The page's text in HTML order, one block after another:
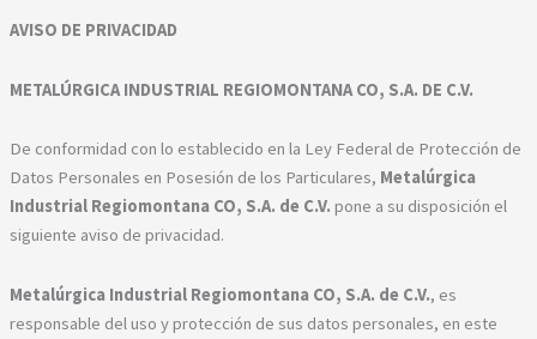
AVISO DE PRIVACIDAD
METALÚRGICA INDUSTRIAL REGIOMONTANA CO, S.A. DE C.V.
De conformidad con lo establecido en la Ley Federal de Protección de
Datos Personales en Posesión de los Particulares, Metalúrgica
Industrial Regiomontana CO, S.A. de C.V. pone a su disposición el
siguiente aviso de privacidad.
Metalúrgica Industrial Regiomontana CO, S.A. de C.V., es
responsable del uso y protección de sus datos personales, en este